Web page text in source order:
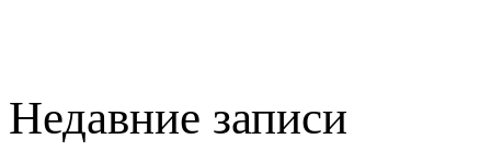
Недавние записи